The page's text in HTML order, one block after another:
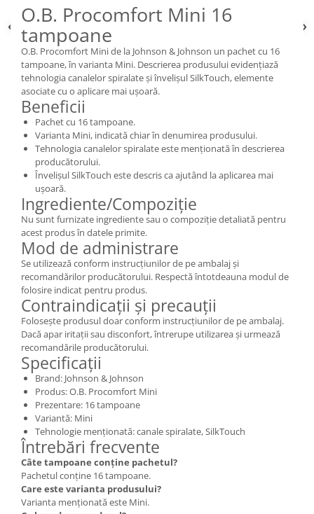
O.B. Procomfort Mini 16
tampoane
O.B. Procomfort Mini de la Johnson & Johnson un pachet cu 16
tampoane, în varianta Mini. Descrierea produsului evidențiază
tehnologia canalelor spiralate și învelișul SilkTouch, elemente
asociate cu o aplicare mai ușoară.
Beneficii
Pachet cu 16 tampoane.
Varianta Mini, indicată chiar în denumirea produsului.
Tehnologia canalelor spiralate este menționată în descrierea
producătorului.
Învelișul SilkTouch este descris ca ajutând la aplicarea mai
ușoară.
Ingrediente/Compoziție
Nu sunt furnizate ingrediente sau o compoziție detaliată pentru
acest produs în datele primite.
Mod de administrare
Se utilizează conform instrucțiunilor de pe ambalaj și
recomandărilor producătorului. Respectă întotdeauna modul de
folosire indicat pentru produs.
Contraindicații și precauții
Folosește produsul doar conform instrucțiunilor de pe ambalaj.
Dacă apar iritații sau disconfort, întrerupe utilizarea și urmează
recomandările producătorului.
Specificații
Brand: Johnson & Johnson
Produs: O.B. Procomfort Mini
Prezentare: 16 tampoane
Variantă: Mini
Tehnologie menționată: canale spiralate, SilkTouch
Întrebări frecvente
Câte tampoane conține pachetul?
Pachetul conține 16 tampoane.
Care este varianta produsului?
Varianta menționată este Mini.